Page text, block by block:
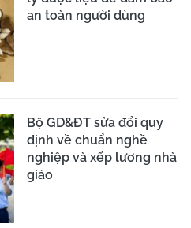
an toàn người dùng
Bộ GD&ĐT sửa đổi quy
định về chuẩn nghề
nghiệp và xếp lương nhà
giáo